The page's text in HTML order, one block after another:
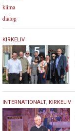
klima
dialog
5.
september
2023
KIRKELIV
17.
juni
2023
INTERNATIONALT, KIRKELIV